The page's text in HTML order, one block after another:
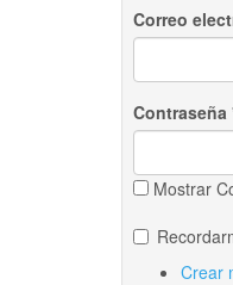
Correo
Contraseña
Mostrar
Crear